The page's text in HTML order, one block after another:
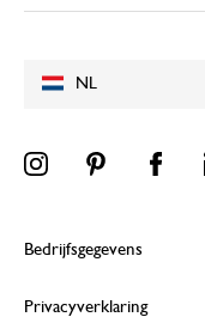
NL
Bedrijfsgegevens
Privacyverklaring